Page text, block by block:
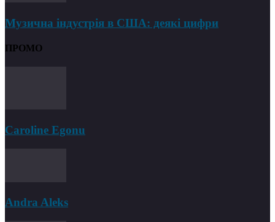
Музична індустрія в США: деякі цифри
ПРОМО
Caroline Egonu
Andra Aleks